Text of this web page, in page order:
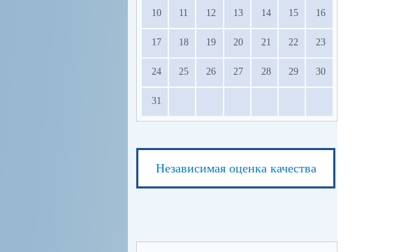
10 11 12 13 14 15 16
17 18 19 20 21 22 23
24 25 26 27 28 29 30
31
Независимая оценка качества